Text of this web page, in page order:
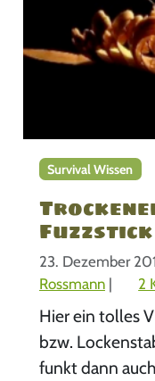
Survival Wissen
Fuzzstick
23. Dezember
Rossmann | 2
Hier ein tolles
bzw.
funkt dann